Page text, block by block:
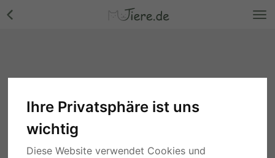
Ihre Privatsphäre ist uns
wichtig
Diese Website verwendet Cookies und